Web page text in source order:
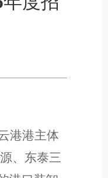
港港主体
、东泰三